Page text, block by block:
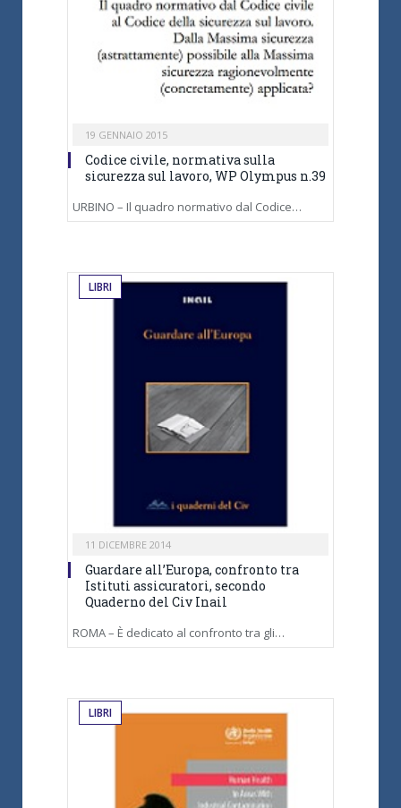
19 GENNAIO 2015
Codice civile, normativa sulla
sicurezza sul lavoro, WP Olympus n.39
URBINO – Il quadro normativo dal Codice…
LIBRI
11 DICEMBRE 2014
Guardare all’Europa, confronto tra
Istituti assicuratori, secondo
Quaderno del Civ Inail
ROMA – È dedicato al confronto tra gli…
LIBRI